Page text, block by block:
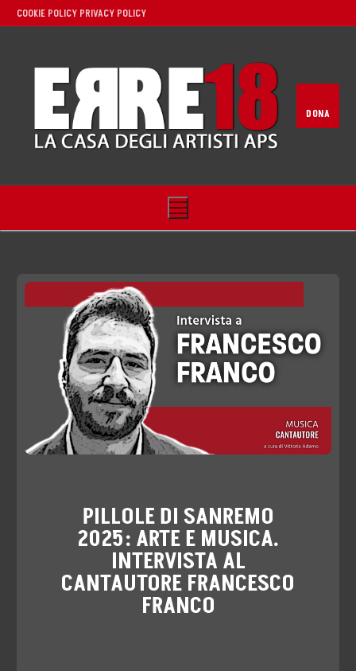
COOKIE POLICY PRIVACY POLICY
DONA
Home
Storia, Mission e Vision
Fondatori
Direttivo
Docenti
La Nostra Rete
PILLOLE DI SANREMO
2025: ARTE E MUSICA.
INTERVISTA AL
CANTAUTORE FRANCESCO
FRANCO